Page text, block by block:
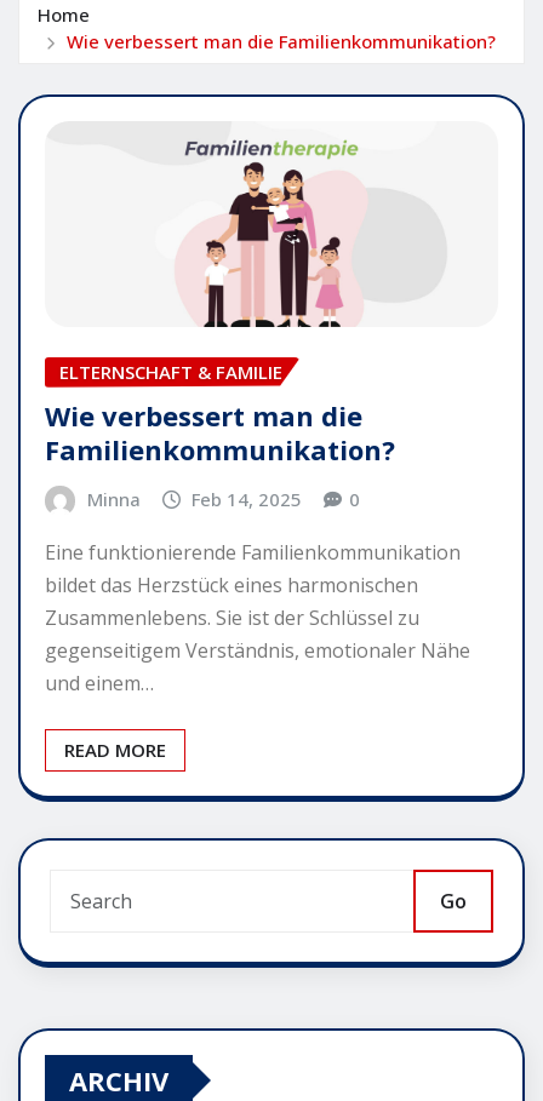
Home
Wie verbessert man die Familienkommunikation?
ELTERNSCHAFT & FAMILIE
Wie verbessert man die
Familienkommunikation?
Minna Feb 14, 2025 0
Eine funktionierende Familienkommunikation
bildet das Herzstück eines harmonischen
Zusammenlebens. Sie ist der Schlüssel zu
gegenseitigem Verständnis, emotionaler Nähe
und einem…
READ MORE
Go
ARCHIV